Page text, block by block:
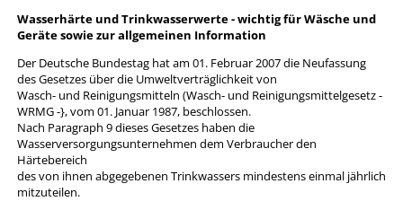
Wasserhärte und Trinkwasserwerte - wichtig für Wäsche und
Geräte sowie zur allgemeinen Information
Der Deutsche Bundestag hat am 01. Februar 2007 die Neufassung
des Gesetzes über die Umweltverträglichkeit von
Wasch- und Reinigungsmitteln (Wasch- und Reinigungsmittelgesetz -
WRMG -}, vom 01. Januar 1987, beschlossen.
Nach Paragraph 9 dieses Gesetzes haben die
Wasserversorgungsunternehmen dem Verbraucher den
Härtebereich
des von ihnen abgegebenen Trinkwassers mindestens einmal jährlich
mitzuteilen.